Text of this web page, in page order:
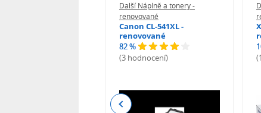
Další Náplně a tonery -
renovované
Canon CL-541XL -
renovované
82 %
(3 hodnocení)
Previous